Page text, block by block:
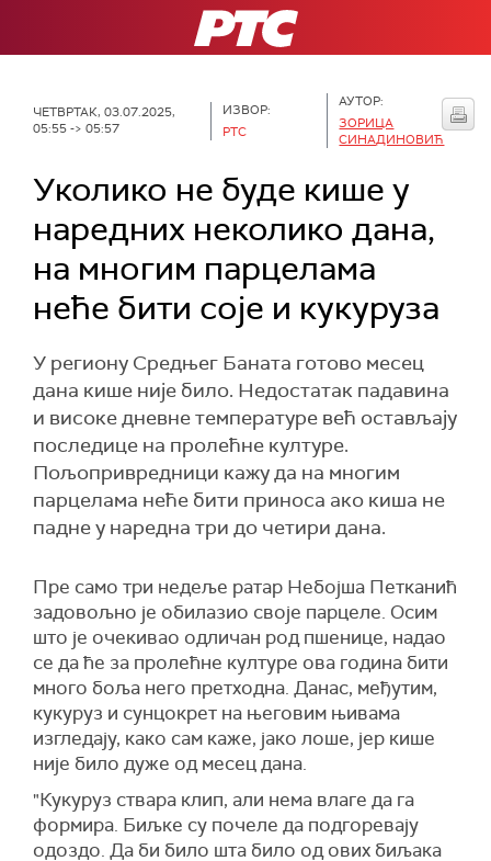
РТС
ЧЕТВРТАК, 03.07.2025,
05:55 -> 05:57
ИЗВОР:
РТС
АУТОР:
ЗОРИЦА
СИНАДИНОВИЋ
Уколико не буде кише у
наредних неколико дана,
на многим парцелама
неће бити соје и кукуруза
У региону Средњег Баната готово месец
дана кише није било. Недостатак падавина
и високе дневне температуре већ остављају
последице на пролећне културе.
Пољопривредници кажу да на многим
парцелама неће бити приноса ако киша не
падне у наредна три до четири дана.
Пре само три недеље ратар Небојша Петканић
задовољно је обилазио своје парцеле. Осим
што је очекивао одличан род пшенице, надао
се да ће за пролећне културе ова година бити
много боља него претходна. Данас, међутим,
кукуруз и сунцокрет на његовим њивама
изгледају, како сам каже, јако лоше, јер кише
није било дуже од месец дана.
"Кукуруз ствара клип, али нема влаге да га
формира. Биљке су почеле да подгоревају
одоздо. Да би било шта било од ових биљака